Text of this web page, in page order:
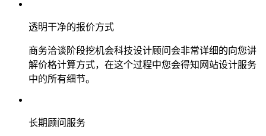
透明干净的报价方式
商务洽谈阶段挖机会科技设计顾问会非常详细的向您讲
解价格计算方式，在这个过程中您会得知网站设计服务
中的所有细节。
长期顾问服务